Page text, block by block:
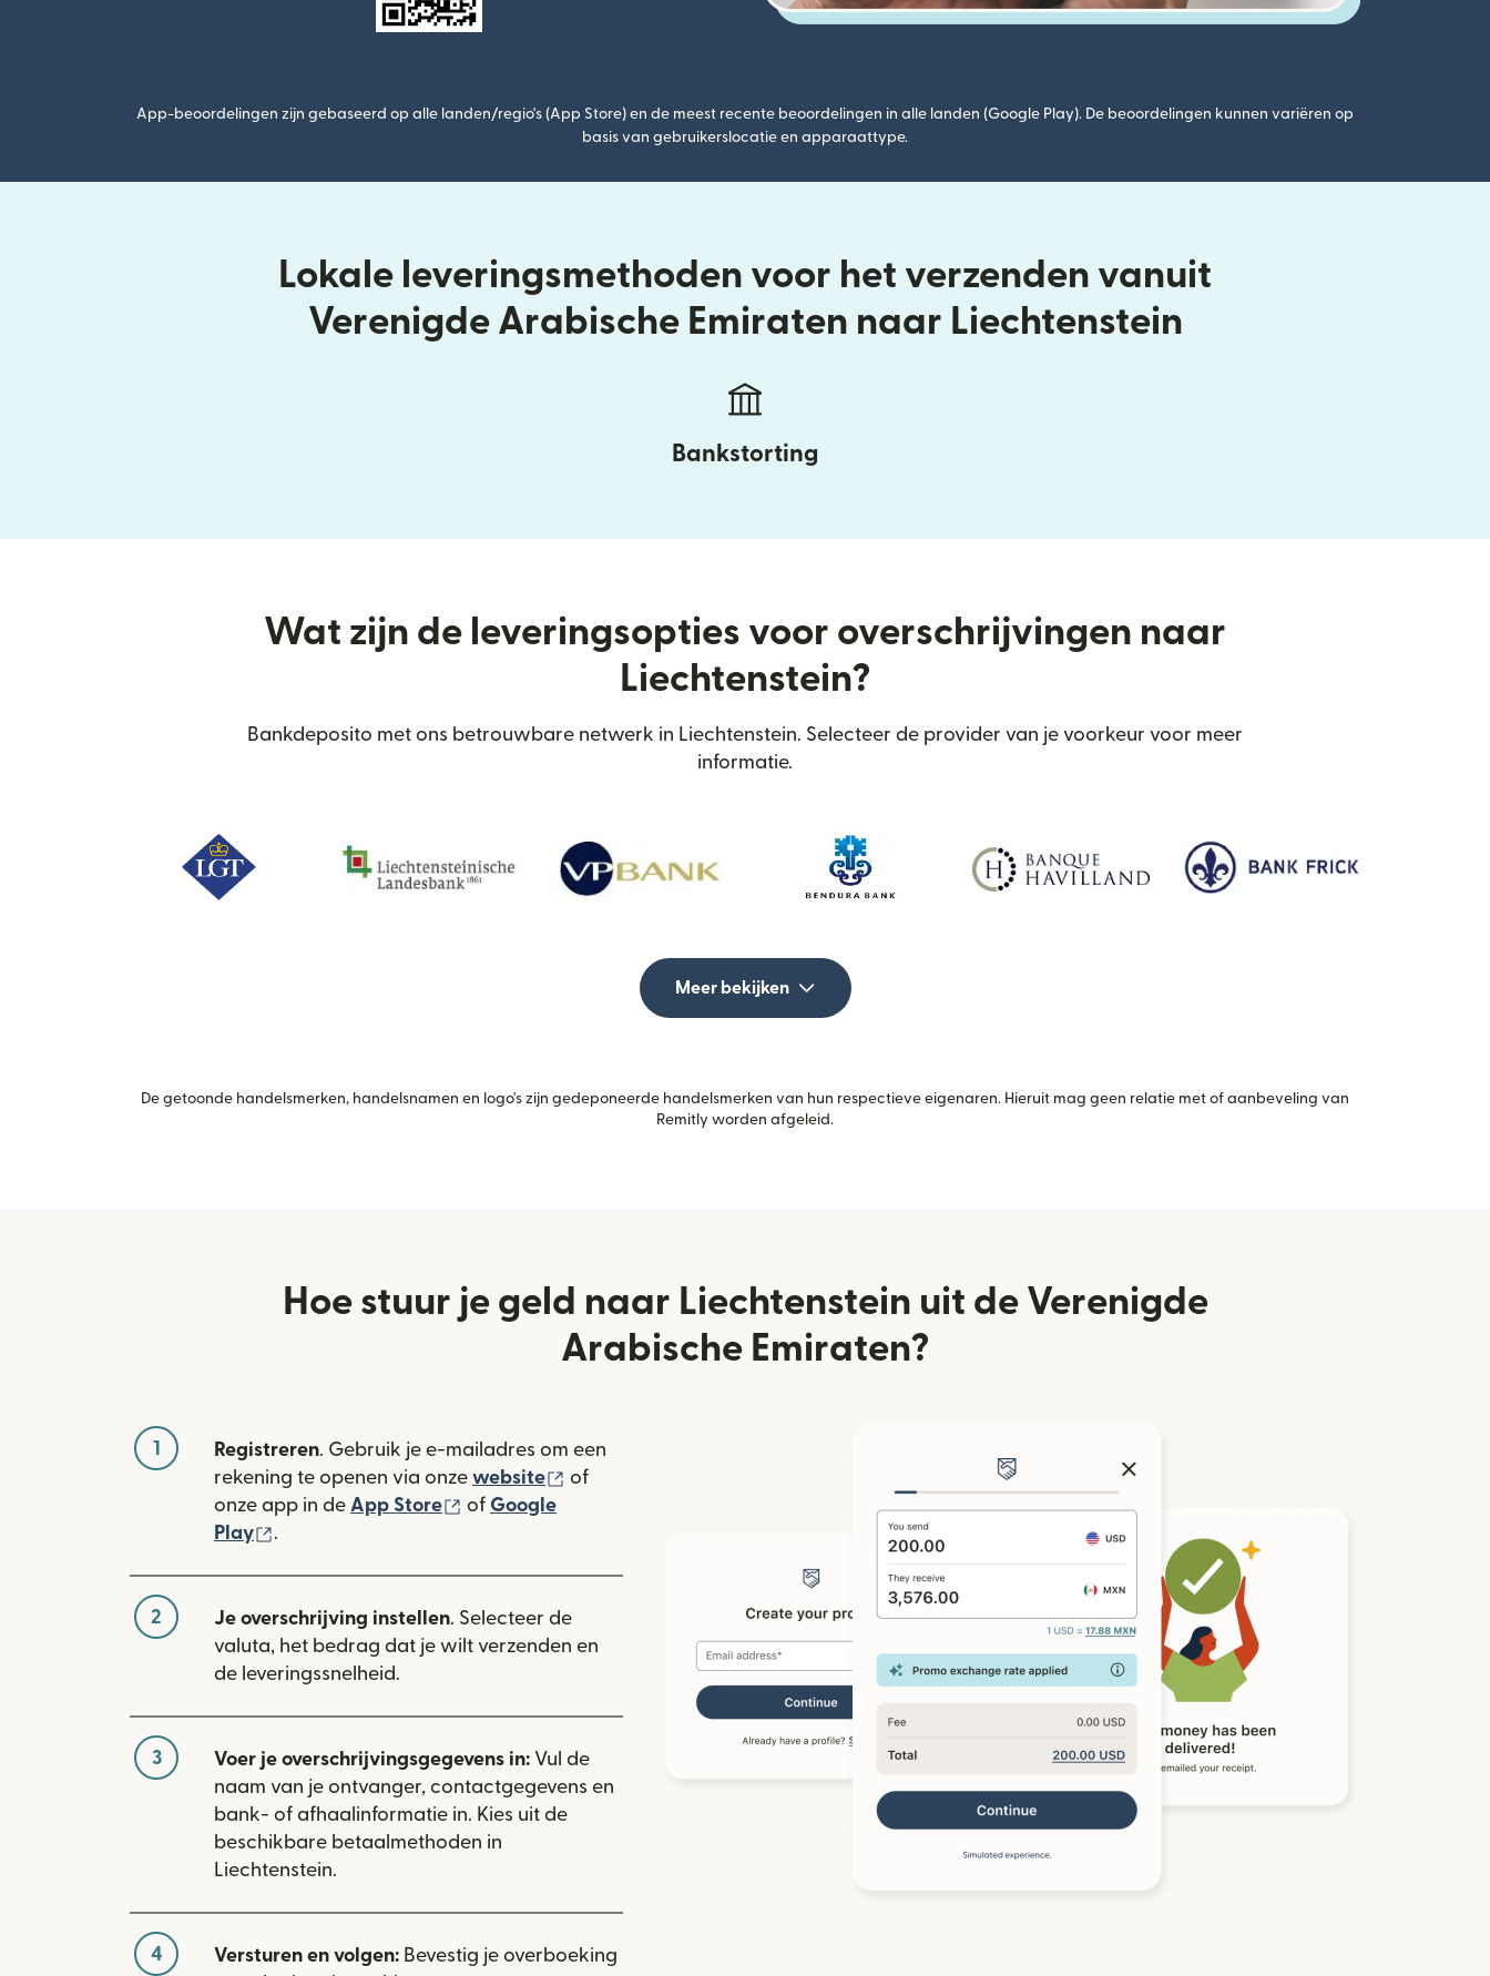
App-beoordelingen zijn gebaseerd op alle landen/regio's (App Store) en de meest recente beoordelingen in alle landen (Google Play). De beoordelingen kunnen variëren op
basis van gebruikerslocatie en apparaattype.
Lokale leveringsmethoden voor het verzenden vanuit
Verenigde Arabische Emiraten naar Liechtenstein
Bankstorting
Wat zijn de leveringsopties voor overschrijvingen naar
Liechtenstein?
Bankdeposito met ons betrouwbare netwerk in Liechtenstein. Selecteer de provider van je voorkeur voor meer
informatie.
Meer bekijken
De getoonde handelsmerken, handelsnamen en logo's zijn gedeponeerde handelsmerken van hun respectieve eigenaren. Hieruit mag geen relatie met of aanbeveling van
Remitly worden afgeleid.
Hoe stuur je geld naar Liechtenstein uit de Verenigde
Arabische Emiraten?
1 Registreren. Gebruik je e-mailadres om een
rekening te openen via onze website (wordt geopend in een nieuw venster)
of
onze app in de App Store (wordt geopend in een nieuw venster)
of Google
Play
.
2 Je overschrijving instellen. Selecteer de
valuta, het bedrag dat je wilt verzenden en
de leveringssnelheid.
3 Voer je overschrijvingsgegevens in: Vul de
naam van je ontvanger, contactgegevens en
bank- of afhaalinformatie in. Kies uit de
beschikbare betaalmethoden in
Liechtenstein.
4 Versturen en volgen: Bevestig je overboeking